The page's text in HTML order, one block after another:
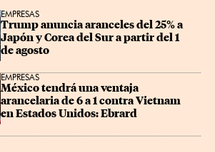
EMPRESAS
Trump anuncia aranceles del 25% a
Japón y Corea del Sur a partir del 1
de agosto
EMPRESAS
México tendrá una ventaja
arancelaria de 6 a 1 contra Vietnam
en Estados Unidos: Ebrard